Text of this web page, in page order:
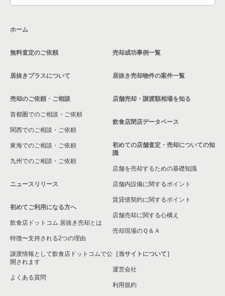
東京23区のカラオケ・パブ・スナックの居抜き売却物件の案件
覧
東京23区の専門料理の居抜き売却物件の案件一覧
東京23区の洋食の居抜き売却物件の案件一覧
東京23区のその他の居抜き売却物件の案件一覧
中央区のカラオケ・パブ・スナックの居抜き売却物件の案件一
中央区の和食の居抜き売却物件の案件一覧
中央区の洋食の居抜き売却物件の案件一覧
中央区のその他の居抜き売却物件の案件一覧
ホーム
無料査定のご依頼
居抜きプラスについて
売却のご依頼・ご相談
首都圏でのご相談・ご依頼
関西でのご相談・ご依頼
東海でのご相談・ご依頼
九州でのご相談・ご依頼
ニュースリリース
初めてご利用になる方へ
飲食店ドットコム 居抜き売却とは
特徴〜支持される2つの理由
譲渡情報として飲食店ドットコムで公
開されます
よくある質問
売却成功事例一覧
居抜き売却物件の案件一覧
店舗売却・譲渡額相場を知る
飲食店閉店データベース
初めての店舗査定・売却についての知
識
店舗を売却するための基礎知識
店舗内設備に関するポイント
賃貸借契約に関するポイント
店舗売却に関する心構え
売却現場のＱ＆Ａ
［当サイトについて］
運営会社
利用規約